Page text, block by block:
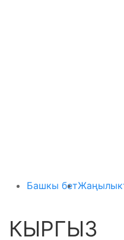
Башкы бет
КЫРГЫЗ